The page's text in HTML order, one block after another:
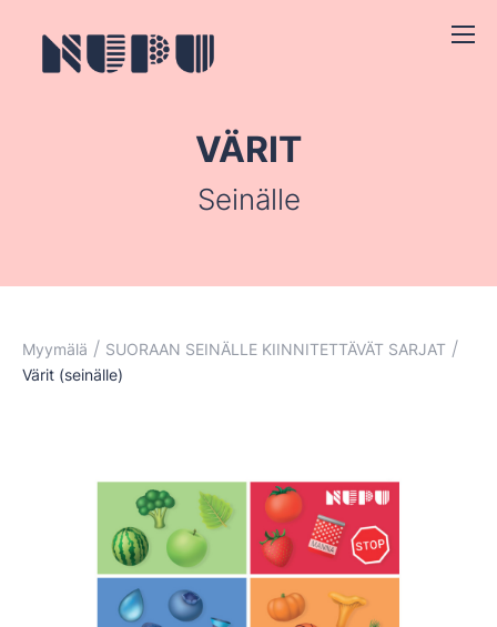
VÄRIT
Seinälle
Myymälä / SUORAAN SEINÄLLE KIINNITETTÄVÄT SARJAT /
Värit (seinälle)